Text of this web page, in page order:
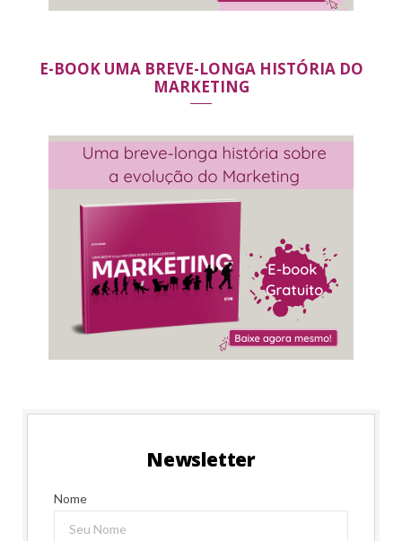
E-BOOK UMA BREVE-LONGA HISTÓRIA DO
MARKETING
Newsletter
Nome